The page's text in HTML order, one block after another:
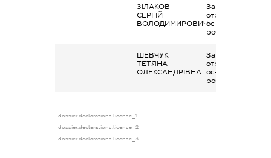
ЗІЛАКОВ
СЕРГІЙ
ВОЛОДИМИРОВИЧ
Заробітна плата
отримана за
основним місцем
роботи
ШЕВЧУК
ТЕТЯНА
ОЛЕКСАНДРІВНА
Заробітна плата
отримана за
основним місцем
роботи
dossier.declarations.license_1
dossier.declarations.license_2
dossier.declarations.license_3